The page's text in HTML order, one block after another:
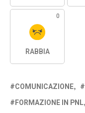
0
RABBIA
COMUNICAZIONE
FORMAZIONE IN PNL